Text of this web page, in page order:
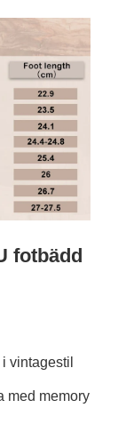
fotbädd
vintagestil
med memory